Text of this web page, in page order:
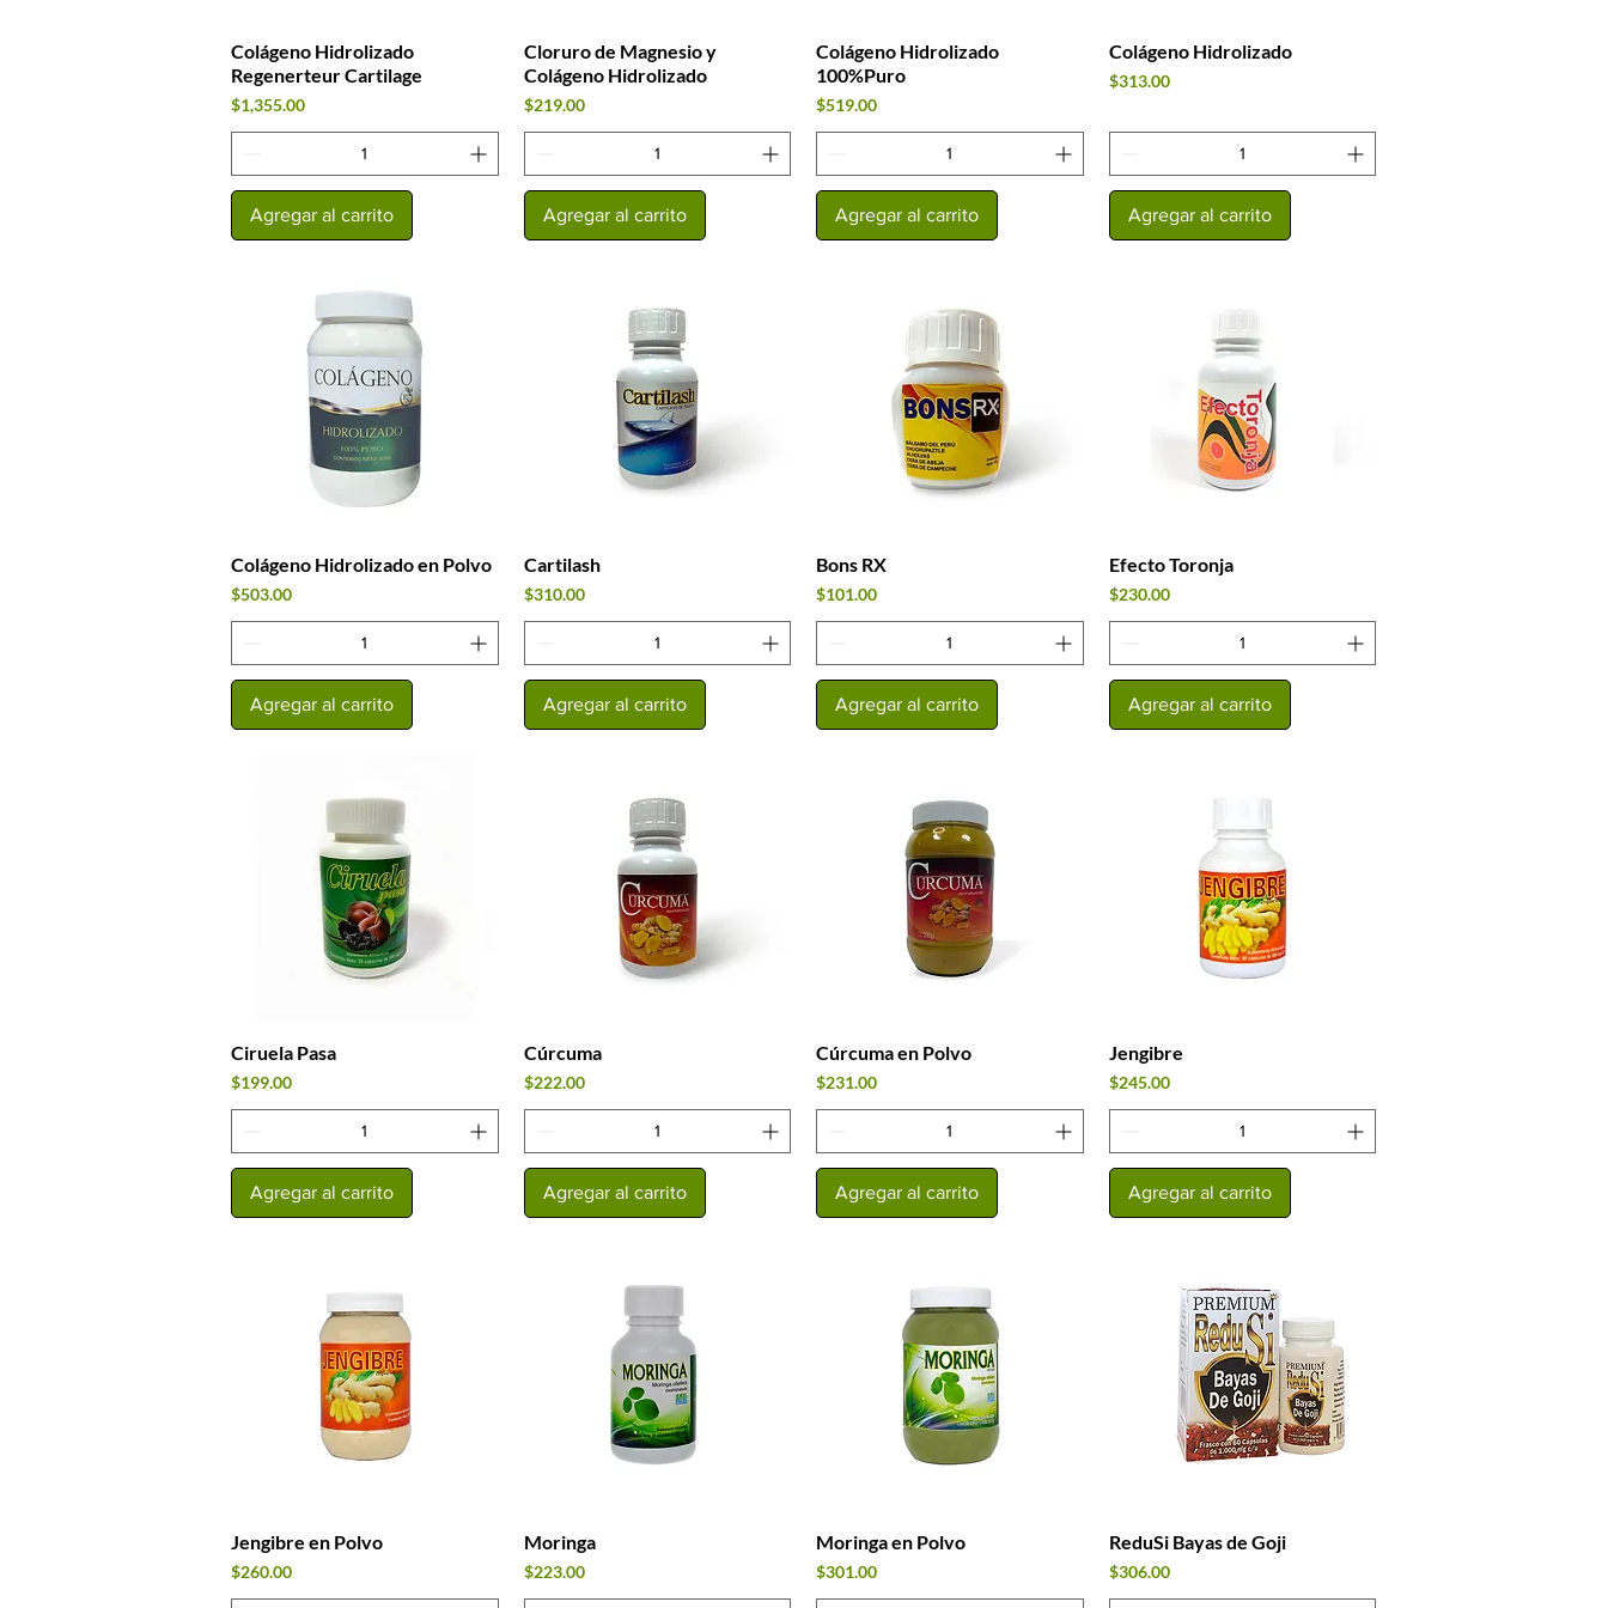
Vista rápida
Colágeno Hidrolizado
Regenerteur Cartilage
Precio
$1,355.00
Agregar al carrito
Vista rápida
Cloruro de Magnesio y
Colágeno Hidrolizado
Precio
$219.00
Agregar al carrito
Vista rápida
Colágeno Hidrolizado
100%Puro
Precio
$519.00
Agregar al carrito
Vista rápida
Colágeno Hidrolizado
Precio
$313.00
Agregar al carrito
Vista rápida
Colágeno Hidrolizado en Polvo
Precio
$503.00
Agregar al carrito
Cartilash
Precio
$310.00
Agregar al carrito
Bons RX
Precio
$101.00
Agregar al carrito
Vista rápida
Efecto Toronja
Precio
$230.00
Agregar al carrito
Vista rápida
Ciruela Pasa
Precio
$199.00
Agregar al carrito
Cúrcuma
Precio
$222.00
Agregar al carrito
Vista rápida
Cúrcuma en Polvo
Precio
$231.00
Agregar al carrito
Jengibre
Precio
$245.00
Agregar al carrito
Vista rápida
Jengibre en Polvo
Precio
$260.00
Moringa
Precio
$223.00
Vista rápida
Moringa en Polvo
Precio
$301.00
Vista rápida
ReduSi Bayas de Goji
Precio
$306.00